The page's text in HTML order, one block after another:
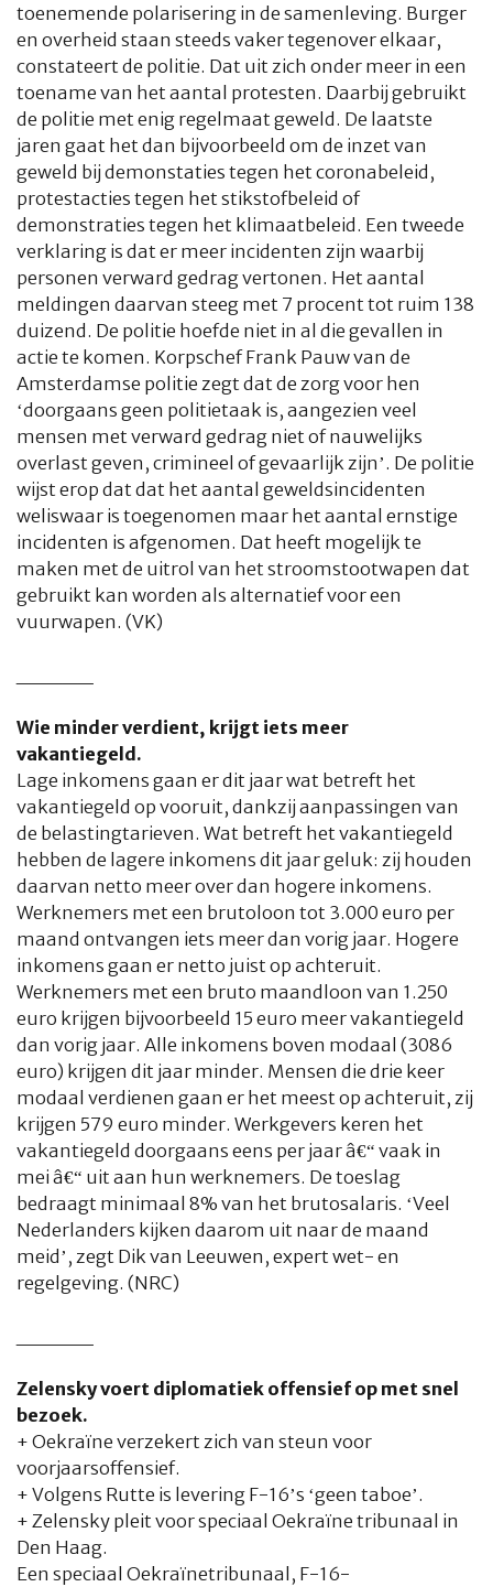
toenemende polarisering in de samenleving. Burger
en overheid staan steeds vaker tegenover elkaar,
constateert de politie. Dat uit zich onder meer in een
toename van het aantal protesten. Daarbij gebruikt
de politie met enig regelmaat geweld. De laatste
jaren gaat het dan bijvoorbeeld om de inzet van
geweld bij demonstaties tegen het coronabeleid,
protestacties tegen het stikstofbeleid of
demonstraties tegen het klimaatbeleid. Een tweede
verklaring is dat er meer incidenten zijn waarbij
personen verward gedrag vertonen. Het aantal
meldingen daarvan steeg met 7 procent tot ruim 138
duizend. De politie hoefde niet in al die gevallen in
actie te komen. Korpschef Frank Pauw van de
Amsterdamse politie zegt dat de zorg voor hen
‘doorgaans geen politietaak is, aangezien veel
mensen met verward gedrag niet of nauwelijks
overlast geven, crimineel of gevaarlijk zijn’. De politie
wijst erop dat dat het aantal geweldsincidenten
weliswaar is toegenomen maar het aantal ernstige
incidenten is afgenomen. Dat heeft mogelijk te
maken met de uitrol van het stroomstootwapen dat
gebruikt kan worden als alternatief voor een
vuurwapen. (VK)
Wie minder verdient, krijgt iets meer
vakantiegeld.
Lage inkomens gaan er dit jaar wat betreft het
vakantiegeld op vooruit, dankzij aanpassingen van
de belastingtarieven. Wat betreft het vakantiegeld
hebben de lagere inkomens dit jaar geluk: zij houden
daarvan netto meer over dan hogere inkomens.
Werknemers met een brutoloon tot 3.000 euro per
maand ontvangen iets meer dan vorig jaar. Hogere
inkomens gaan er netto juist op achteruit.
Werknemers met een bruto maandloon van 1.250
euro krijgen bijvoorbeeld 15 euro meer vakantiegeld
dan vorig jaar. Alle inkomens boven modaal (3086
euro) krijgen dit jaar minder. Mensen die drie keer
modaal verdienen gaan er het meest op achteruit, zij
krijgen 579 euro minder. Werkgevers keren het
vakantiegeld doorgaans eens per jaar â€“ vaak in
mei â€“ uit aan hun werknemers. De toeslag
bedraagt minimaal 8% van het brutosalaris. ‘Veel
Nederlanders kijken daarom uit naar de maand
meid’, zegt Dik van Leeuwen, expert wet- en
regelgeving. (NRC)
Zelensky voert diplomatiek offensief op met snel
bezoek.
+ Oekraïne verzekert zich van steun voor
voorjaarsoffensief.
+ Volgens Rutte is levering F-16’s ‘geen taboe’.
+ Zelensky pleit voor speciaal Oekraïne tribunaal in
Den Haag.
Een speciaal Oekraïnetribunaal, F-16-